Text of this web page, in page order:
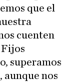
que el
cuenten
Fijos
superamos
aunque nos